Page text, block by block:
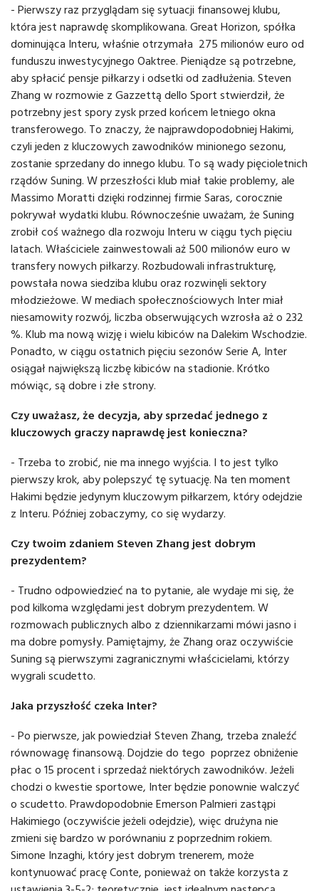
- Pierwszy raz przyglądam się sytuacji finansowej klubu,
która jest naprawdę skomplikowana. Great Horizon, spółka
dominująca Interu, właśnie otrzymała 275 milionów euro od
funduszu inwestycyjnego Oaktree. Pieniądze są potrzebne,
aby spłacić pensje piłkarzy i odsetki od zadłużenia. Steven
Zhang w rozmowie z Gazzettą dello Sport stwierdził, że
potrzebny jest spory zysk przed końcem letniego okna
transferowego. To znaczy, że najprawdopodobniej Hakimi,
czyli jeden z kluczowych zawodników minionego sezonu,
zostanie sprzedany do innego klubu. To są wady pięcioletnich
rządów Suning. W przeszłości klub miał takie problemy, ale
Massimo Moratti dzięki rodzinnej firmie Saras, corocznie
pokrywał wydatki klubu. Równocześnie uważam, że Suning
zrobił coś ważnego dla rozwoju Interu w ciągu tych pięciu
latach. Właściciele zainwestowali aż 500 milionów euro w
transfery nowych piłkarzy. Rozbudowali infrastrukturę,
powstała nowa siedziba klubu oraz rozwinęli sektory
młodzieżowe. W mediach społecznościowych Inter miał
niesamowity rozwój, liczba obserwujących wzrosła aż o 232
%. Klub ma nową wizję i wielu kibiców na Dalekim Wschodzie.
Ponadto, w ciągu ostatnich pięciu sezonów Serie A, Inter
osiągał największą liczbę kibiców na stadionie. Krótko
mówiąc, są dobre i złe strony.
Czy uważasz, że decyzja, aby sprzedać jednego z
kluczowych graczy naprawdę jest konieczna?
- Trzeba to zrobić, nie ma innego wyjścia. I to jest tylko
pierwszy krok, aby polepszyć tę sytuację. Na ten moment
Hakimi będzie jedynym kluczowym piłkarzem, który odejdzie
z Interu. Później zobaczymy, co się wydarzy.
Czy twoim zdaniem Steven Zhang jest dobrym
prezydentem?
- Trudno odpowiedzieć na to pytanie, ale wydaje mi się, że
pod kilkoma względami jest dobrym prezydentem. W
rozmowach publicznych albo z dziennikarzami mówi jasno i
ma dobre pomysły. Pamiętajmy, że Zhang oraz oczywiście
Suning są pierwszymi zagranicznymi właścicielami, którzy
wygrali scudetto.
Jaka przyszłość czeka Inter?
- Po pierwsze, jak powiedział Steven Zhang, trzeba znaleźć
równowagę finansową. Dojdzie do tego poprzez obniżenie
płac o 15 procent i sprzedaż niektórych zawodników. Jeżeli
chodzi o kwestie sportowe, Inter będzie ponownie walczyć
o scudetto. Prawdopodobnie Emerson Palmieri zastąpi
Hakimiego (oczywiście jeżeli odejdzie), więc drużyna nie
zmieni się bardzo w porównaniu z poprzednim rokiem.
Simone Inzaghi, który jest dobrym trenerem, może
kontynuować pracę Conte, ponieważ on także korzysta z